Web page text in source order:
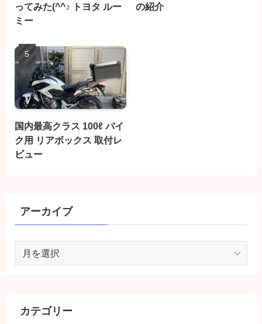
ってみた(^^♪ トヨタ ルー
ミー
の紹介
国内最高クラス 100ℓ バイ
ク用 リアボックス 取付レ
ビュー
アーカイブ
カテゴリー